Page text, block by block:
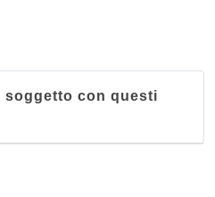
soggetto con questi